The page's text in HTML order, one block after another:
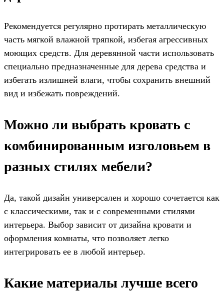
Рекомендуется регулярно протирать металлическую
часть мягкой влажной тряпкой, избегая агрессивных
моющих средств. Для деревянной части использовать
специально предназначенные для дерева средства и
избегать излишней влаги, чтобы сохранить внешний
вид и избежать повреждений.
Можно ли выбрать кровать с
комбинированным изголовьем в
разных стилях мебели?
Да, такой дизайн универсален и хорошо сочетается как
с классическими, так и с современными стилями
интерьера. Выбор зависит от дизайна кровати и
оформления комнаты, что позволяет легко
интегрировать ее в любой интерьер.
Какие материалы лучше всего